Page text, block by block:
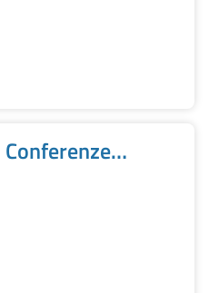
Conferenze